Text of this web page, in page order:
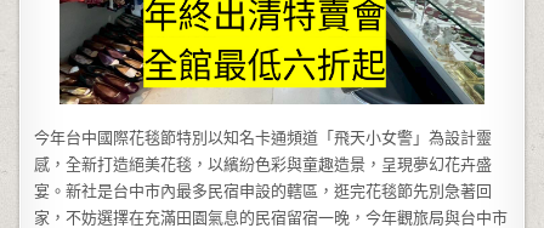
今年台中國際花毯節特別以知名卡通頻道「飛天小女警」為設計靈
感，全新打造絕美花毯，以繽紛色彩與童趣造景，呈現夢幻花卉盛
宴。新社是台中市內最多民宿申設的轄區，逛完花毯節先別急著回
家，不妨選擇在充滿田園氣息的民宿留宿一晚，今年觀旅局與台中市